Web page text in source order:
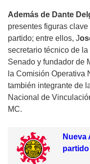
Además de Dante
presentes figuras
partido; entre ellos, J
secretario técnico de
Senado y fundador de
la Comisión Operativa
también integrante de
Nacional de
MC.
Nueva